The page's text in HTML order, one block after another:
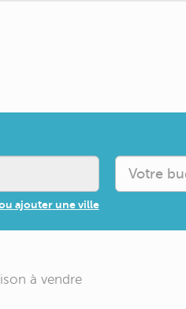
ajouter une ville
à vendre